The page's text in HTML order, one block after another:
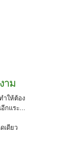
าม
ำให้ต้อง
กแระ...
เดียว